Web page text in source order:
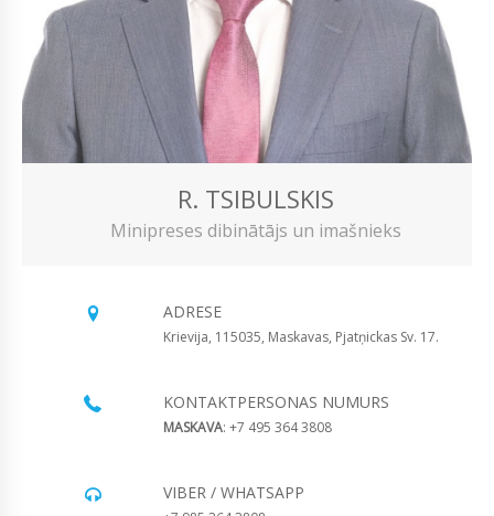
R. TSIBULSKIS
Minipreses dibinātājs un imašnieks
ADRESE
Krievija, 115035, Maskavas, Pjatņickas Sv. 17.
KONTAKTPERSONAS NUMURS
MASKAVA: +7 495 364 3808
VIBER / WHATSAPP